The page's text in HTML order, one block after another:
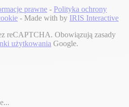
prawne - Polityka ochrony
- Made with by IRIS Interactive
reCAPTCHA. Obowiązują zasady
użytkowania Google.